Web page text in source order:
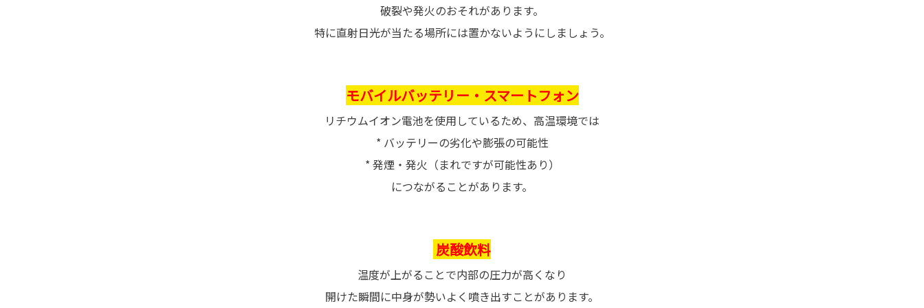
破裂や発火のおそれがあります。
特に直射日光が当たる場所には置かないようにしましょう。
モバイルバッテリー・スマートフォン
リチウムイオン電池を使用しているため、高温環境では
* バッテリーの劣化や膨張の可能性
* 発煙・発火（まれですが可能性あり）
につながることがあります。
炭酸飲料
温度が上がることで内部の圧力が高くなり
開けた瞬間に中身が勢いよく噴き出すことがあります。